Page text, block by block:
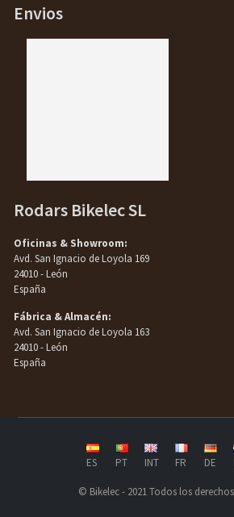
Envios
Rodars Bikelec SL
Oficinas & Showroom:
Avd. San Ignacio de Loyola 169
24010 - León
España
Fábrica & Almacén:
Avd. San Ignacio de Loyola 163
24010 - León
España
ES PT INT FR DE
© Bikelec - 2021 Todos los